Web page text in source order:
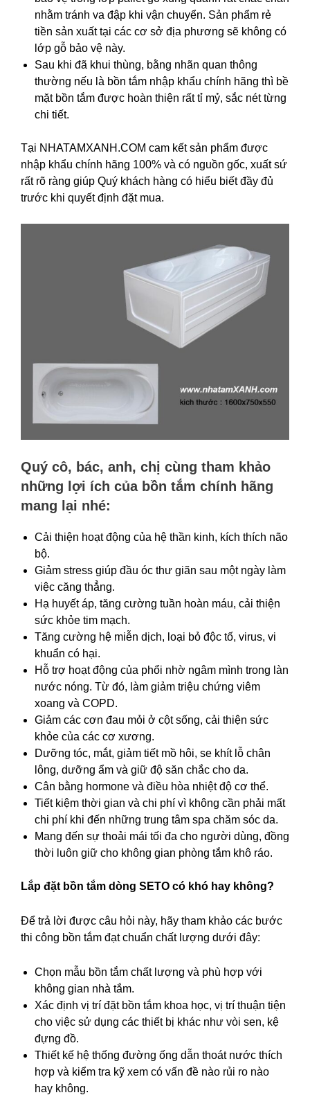
nhằm tránh va đập khi vận chuyển. Sản phẩm rẻ
tiền sản xuất tại các cơ sở địa phương sẽ không có
lớp gỗ bảo vệ này.
Sau khi đã khui thùng, bằng nhãn quan thông
thường nếu là bồn tắm nhập khẩu chính hãng thì bề
mặt bồn tắm được hoàn thiện rất tỉ mỷ, sắc nét từng
chi tiết.
Tại NHATAMXANH.COM cam kết sản phẩm được
nhập khẩu chính hãng 100% và có nguồn gốc, xuất sứ
rất rõ ràng giúp Quý khách hàng có hiểu biết đầy đủ
trước khi quyết định đặt mua.
Quý cô, bác, anh, chị cùng tham khảo
những l ợi ích của bồn tắm chính hãng
mang lại nhé:
Cải thiện hoạt động của hệ thần kinh, kích thích não
bộ.
Giảm stress giúp đầu óc thư giãn sau một ngày làm
việc căng thẳng.
Hạ huyết áp, tăng cường tuần hoàn máu, cải thiện
sức khỏe tim mạch.
Tăng cường hệ miễn dịch, loại bỏ độc tố, virus, vi
khuẩn có hại.
Hỗ trợ hoạt động của phổi nhờ ngâm mình trong làn
nước nóng. Từ đó, làm giảm triệu chứng viêm
xoang và COPD.
Giảm các cơn đau mỏi ở cột sống, cải thiện sức
khỏe của các cơ xương.
Dưỡng tóc, mắt, giảm tiết mồ hôi, se khít lỗ chân
lông, dưỡng ẩm và giữ độ săn chắc cho da.
Cân bằng hormone và điều hòa nhiệt độ cơ thể.
Tiết kiệm thời gian và chi phí vì không cần phải mất
chi phí khi đến những trung tâm spa chăm sóc da.
Mang đến sự thoải mái tối đa cho người dùng, đồng
thời luôn giữ cho không gian phòng tắm khô ráo.
Lắp đặt bồn tắm dòng SETO có khó hay không?
Để trả lời được câu hỏi này, hãy tham khảo các bước
thi công bồn tắm đạt chuẩn chất lượng dưới đây:
Chọn mẫu bồn tắm chất lượng và phù hợp với
không gian nhà tắm.
Xác định vị trí đặt bồn tắm khoa học, vị trí thuận tiện
cho việc sử dụng các thiết bị khác như vòi sen, kệ
đựng đồ.
Thiết kế hệ thống đường ống dẫn thoát nước thích
hợp và kiểm tra kỹ xem có vấn đề nào rủi ro nào
hay không.